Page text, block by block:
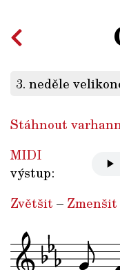
3. neděle
Stáhnout
MIDI
výstup:
Zvětšit – Zmenšit